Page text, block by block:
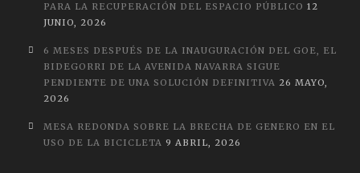
PARA LA RECUPERACIÓN DEL ESPACIO PÚBLICO 12
JUNIO, 2026
6 MESES DESPUÉS DE LA INAUGURACIÓN DEL GOE, EL
BIDEGORRI DE LA AVENIDA NAVARRA SIGUE
PENDIENTE DE UNA SOLUCIÓN DEFINITIVA 26 MAYO,
2026
MESA REDONDA SOBRE LA BRECHA DE GENERO EN EL
USO DE LA BICICLETA 9 ABRIL, 2026